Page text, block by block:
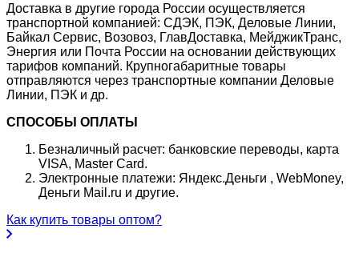
Доставка в другие города России осуществляется
транспортной компанией: СДЭК, ПЭК, Деловые Линии,
Байкал Сервис, Возовоз, ГлавДоставка, МейджикТранс,
Энергия или Почта России на основании действующих
тарифов компаний. Крупногабаритные товары
отправляются через транспортные компании Деловые
Линии, ПЭК и др.
СПОСОБЫ ОПЛАТЫ
Безналичный расчет: банковские переводы, карта
VISA, Master Card.
Электронные платежи: Яндекс.Деньги , WebMoney,
Деньги Mail.ru и другие.
Как купить товары оптом?